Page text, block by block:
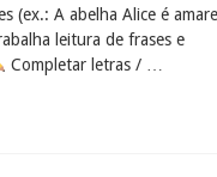
(ex.: A abelha Alice é
leitura de frases e
Completar letras / …